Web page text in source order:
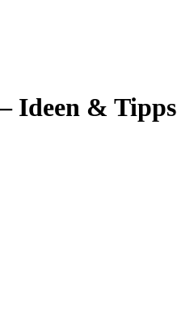
Ideen & Tipps